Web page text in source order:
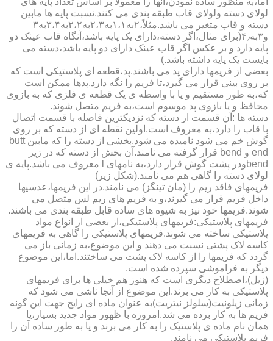
لولای دسته ولولای قاب طبقه بندی می کنند.نسبت پایه ها مابین
دسته و قاب متغیر می باشد.مثلاً،۲به۱،۱به۲،۳به۲،۲به۳،۴به۳
و۳به۴٫(برای مثال،اگر دسته،دارای یک پایه باشد،آنگاه قاب عینک دو
پایه دارد و بر عکس اگر قاب عینک دارای دو پایه باشد،دسته می
بایست یک پایه داشته باشد.)
بعضی از فریمها دارای پد می باشند.پد،قطعه ای پلاستیکی است که
بر روی بینی قرار می گیرد،تا فریم را نگه دارد.پدها ممکن است
که،به طور مستقیم و یا با واسطه ی یک قطعه ی فلزی که به بازوی
محافظ و یا بازوی پد موسوم است،به فریم متصل شوند.
دسته ها :آن قسمت از دسته که نزدیکترین فاصله با قسمت اتصال
با قاب را دارد،به معروف است.اولین نقطه ای از دسته که بر روی
گوش خم می شود نامیده می شود.بخشی از دسته را که مابین butt
end و bend قرار گرفته می نامند.آن بخش از دسته که در زیر
bendودر پشت گوش قرار دارد،به نامهای l معروف می باشد.پایه ی
لولای دسته را گاهی هم می نامند.(شکل زیر)
فریمهای فاقد ریم را (مان تینگز) می نامند.در این فریمها،عدسیها
داخل فریم قرار می گیرند،و به فریم های ریم لس متصل می
شوند.فریمها خود نیز به شیوه های ساده قابل طبقه بندی می باشند.
فریمهای پلاستیکی:فریمهای پلاستیکی،از بعضی از انواع مواد
پلاستیکی ساخته می شوند.فریمهای پلاستیکی را گاهی به فریمهای
کاسه لاک پشتی نسبت می دهند و این موضوع،به زمانی باز می
گردد که فریمها را از کاسه لاک پشت می ساختند.اما،این موضوع
دیگر به فراموشی سپرده شده است.
(زیل)،اصطلاح دیگری است که هنوز هم خیلی ها برای فریمهای
پلاستیکی به کار می برند.این موضوع از آنجا ناشی می شود که
زمانی زیلونیت(سلولز نیتریت)به عنوان ماده ای رایج جهت این گونه
فریم ها به کار برده می شد.امروزه با ظهور مواد جدید بسیار،یا
همان نام ماده ی پلاستیک را به کار می برند و یا به طور ساده آن را
فریم پلاستیکی می نامند.